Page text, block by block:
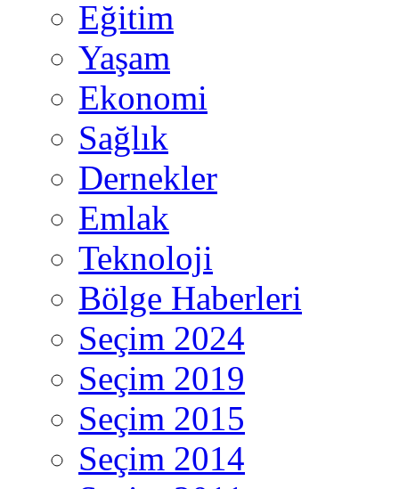
Eğitim
Yaşam
Ekonomi
Sağlık
Dernekler
Emlak
Teknoloji
Bölge Haberleri
Seçim 2024
Seçim 2019
Seçim 2015
Seçim 2014